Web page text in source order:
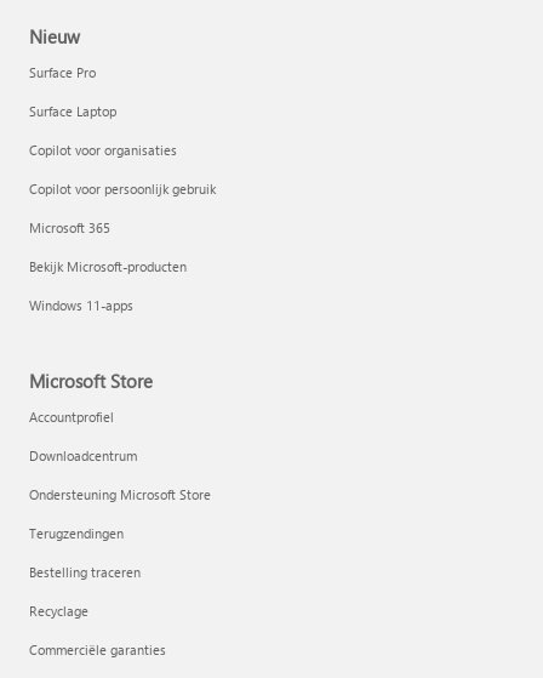
Nieuw
Surface Pro
Surface Laptop
Copilot voor organisaties
Copilot voor persoonlijk gebruik
Microsoft 365
Bekijk Microsoft-producten
Windows 11-apps
Microsoft Store
Accountprofiel
Downloadcentrum
Ondersteuning Microsoft Store
Terugzendingen
Bestelling traceren
Recyclage
Commerciële garanties